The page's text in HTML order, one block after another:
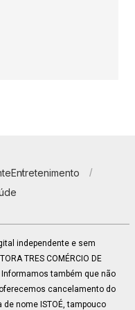
Entretenimento
independente e sem
TRES COMÉRCIO DE
Informamos também que não
cancelamento do
nome ISTOÉ, tampouco